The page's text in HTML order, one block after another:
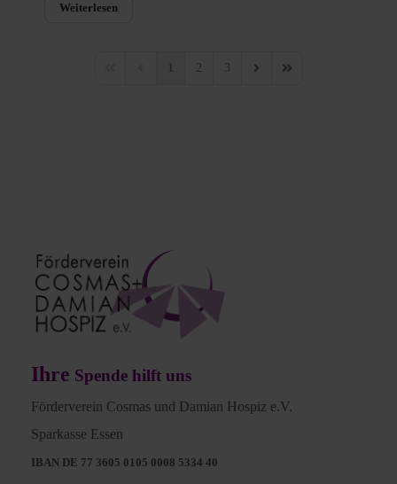
Ihre Spende hilft uns
Förderverein Cosmas und Damian Hospiz e.V.
Sparkasse Essen
IBAN DE 77 3605 0105 0008 5334 40
Weiterlesen
Previous Page
2 3
Next PageLast Page